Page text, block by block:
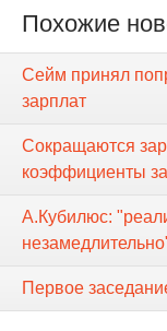
Похожие
Сейм принял
зарплат
Сокращаются
коэффициенты
А.Кубилюс:
Первое